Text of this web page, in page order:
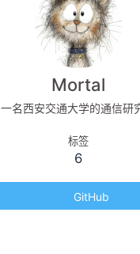
Mortal
一名西安交通大学的通信研
标签
6
GitHub